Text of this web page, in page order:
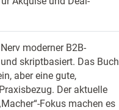
moderner B2B-
skriptbasiert. Das Buch
aber eine gute,
Der aktuelle
Fokus machen es